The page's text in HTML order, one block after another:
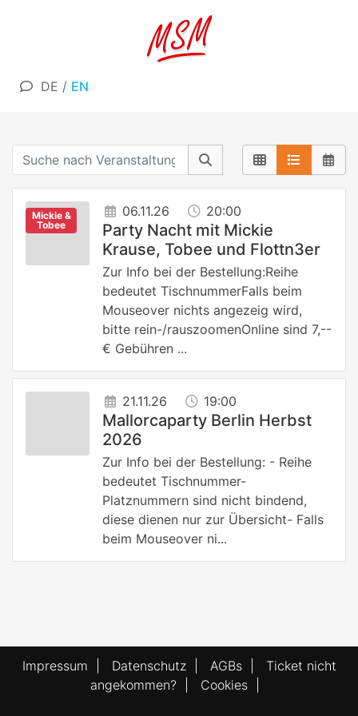
DE / EN
Mickie &
Tobee
06.11.26 20:00
Party Nacht mit Mickie
Krause, Tobee und Flottn3er
Zur Info bei der Bestellung:Reihe
bedeutet TischnummerFalls beim
Mouseover nichts angezeig wird,
bitte rein-/rauszoomenOnline sind 7,--
€ Gebühren ...
21.11.26 19:00
Mallorcaparty Berlin Herbst
2026
Zur Info bei der Bestellung: - Reihe
bedeutet Tischnummer-
Platznummern sind nicht bindend,
diese dienen nur zur Übersicht- Falls
beim Mouseover ni...
Impressum Datenschutz| AGBs| Ticket nicht
angekommen?
Cookies